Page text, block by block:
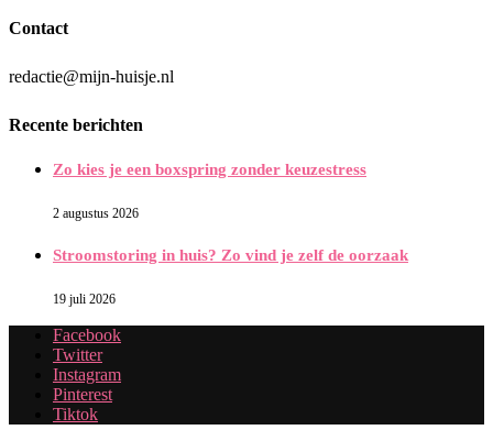
Contact
redactie@mijn-huisje.nl
Recente berichten
Zo kies je een boxspring zonder keuzestress
2 augustus 2026
Stroomstoring in huis? Zo vind je zelf de oorzaak
19 juli 2026
Facebook
Twitter
Instagram
Pinterest
Tiktok